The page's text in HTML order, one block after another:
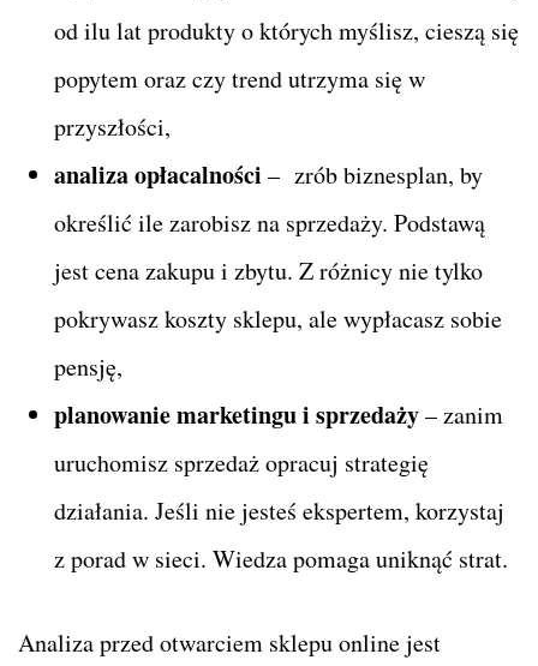
od ilu lat produkty o których myślisz, cieszą się
popytem oraz czy trend utrzyma się w
przyszłości,
analiza opłacalności – zrób biznesplan, by
określić ile zarobisz na sprzedaży. Podstawą
jest cena zakupu i zbytu. Z różnicy nie tylko
pokrywasz koszty sklepu, ale wypłacasz sobie
pensję,
planowanie marketingu i sprzedaży– zanim
uruchomisz sprzedaż opracuj strategię
działania. Jeśli nie jesteś ekspertem, korzystaj
z porad w sieci. Wiedza pomaga uniknąć strat.
Analiza przed otwarciem sklepu online jest